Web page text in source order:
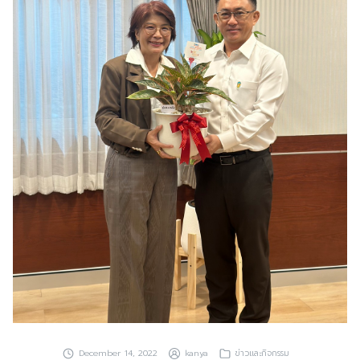
บริการของเรา
ประชาสัมพันธ์ผ่านสื่อออฟไลน์และสื่อออนไลน์
ผลงานของเรา
ผลิตสิ่งพิมพ์และที่เกี่ยวข้อง
พัฒนาผลิตภัณฑ์
อบรมสัมมนาออฟไลน์และออนไลน์
December 14, 2022 kanya ข่าวและกิจกรรม